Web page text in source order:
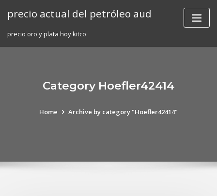
precio actual del petróleo aud
precio oro y plata hoy kitco
Category Hoefler42414
Home Archive by category "Hoefler42414"